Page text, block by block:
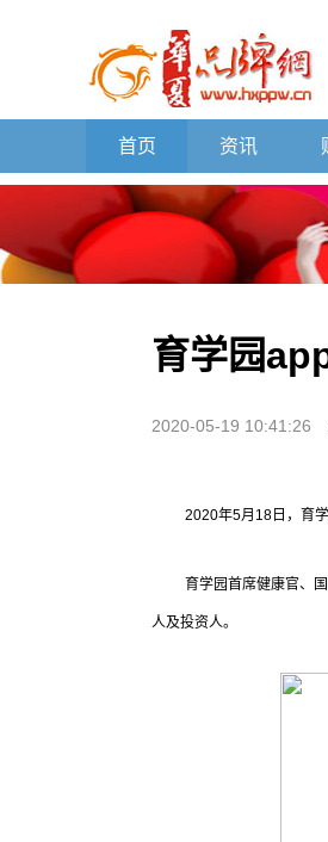
首页 资讯
育学园
2020-05-19 10:41:26
2020年5月18日，育
育学园首席健康官、
人及投资人。